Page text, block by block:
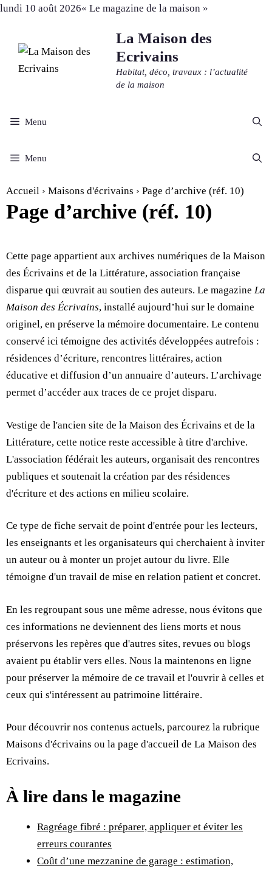
Aller
contenu
lundi 10 août 2026« Le magazine de la maison »
La Maison des
Ecrivains
Habitat, déco, travaux : l’actualité
de la maison
Menu
Menu
Accueil › Maisons d'écrivains › Page d’archive (réf. 10)
Page d’archive (réf. 10)
Cette page appartient aux archives numériques de la Maison
des Écrivains et de la Littérature, association française
disparue qui œuvrait au soutien des auteurs. Le magazine La
Maison des Écrivains, installé aujourd’hui sur le domaine
originel, en préserve la mémoire documentaire. Le contenu
conservé ici témoigne des activités développées autrefois :
résidences d’écriture, rencontres littéraires, action
éducative et diffusion d’un annuaire d’auteurs. L’archivage
permet d’accéder aux traces de ce projet disparu.
Vestige de l'ancien site de la Maison des Écrivains et de la
Littérature, cette notice reste accessible à titre d'archive.
L'association fédérait les auteurs, organisait des rencontres
publiques et soutenait la création par des résidences
d'écriture et des actions en milieu scolaire.
Ce type de fiche servait de point d'entrée pour les lecteurs,
les enseignants et les organisateurs qui cherchaient à inviter
un auteur ou à monter un projet autour du livre. Elle
témoigne d'un travail de mise en relation patient et concret.
En les regroupant sous une même adresse, nous évitons que
ces informations ne deviennent des liens morts et nous
préservons les repères que d'autres sites, revues ou blogs
avaient pu établir vers elles. Nous la maintenons en ligne
pour préserver la mémoire de ce travail et l'ouvrir à celles et
ceux qui s'intéressent au patrimoine littéraire.
Pour découvrir nos contenus actuels, parcourez la rubrique
Maisons d'écrivains ou la page d'accueil de La Maison des
Ecrivains.
À lire dans le magazine
Ragréage fibré : préparer, appliquer et éviter les
erreurs courantes
Coût d’une mezzanine de garage : estimation,